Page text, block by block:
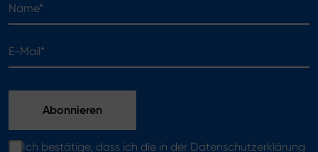
E-Mail*
Ich bestätige, dass ich die in der Datenschutzerklärung